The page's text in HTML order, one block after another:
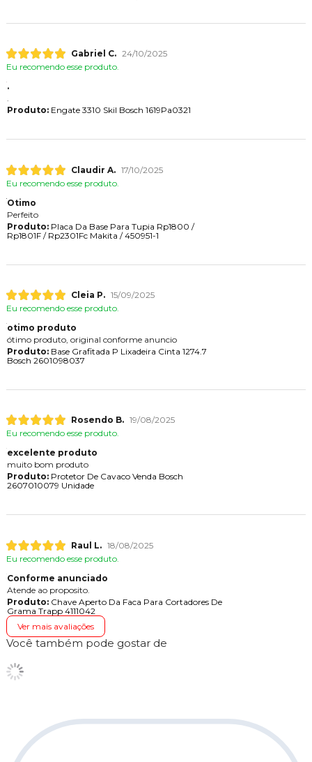
Gabriel C. 24/10/2025
Eu recomendo esse produto.
.
.
Produto:Engate 3310 Skil Bosch 1619Pa0321
Claudir A. 17/10/2025
Eu recomendo esse produto.
Otimo
Perfeito
Produto:Placa Da Base Para Tupia Rp1800 /
Rp1801F / Rp2301Fc Makita / 450951-1
Cleia P. 15/09/2025
Eu recomendo esse produto.
otimo produto
ótimo produto, original conforme anuncio
Produto:Base Grafitada P Lixadeira Cinta 1274.7
Bosch 2601098037
Rosendo B. 19/08/2025
Eu recomendo esse produto.
excelente produto
muito bom produto
Produto:Protetor De Cavaco Venda Bosch
2607010079 Unidade
Raul L. 18/08/2025
Eu recomendo esse produto.
Conforme anunciado
Atende ao proposito.
Produto:Chave Aperto Da Faca Para Cortadores De
Grama Trapp 4111042
Ver mais avaliações
Você também pode gostar de